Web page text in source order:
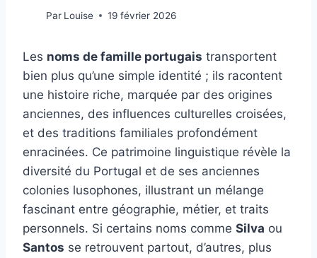
Par Louise 19 février 2026
Les noms de famille portugais transportent
bien plus qu’une simple identité ; ils racontent
une histoire riche, marquée par des origines
anciennes, des influences culturelles croisées,
et des traditions familiales profondément
enracinées. Ce patrimoine linguistique révèle la
diversité du Portugal et de ses anciennes
colonies lusophones, illustrant un mélange
fascinant entre géographie, métier, et traits
personnels. Si certains noms comme Silva ou
Santos se retrouvent partout, d’autres, plus